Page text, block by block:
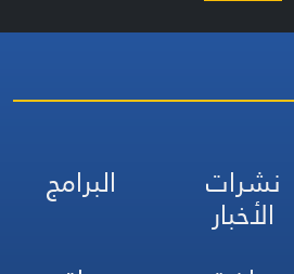
نشرات
الأخبار
البرامج